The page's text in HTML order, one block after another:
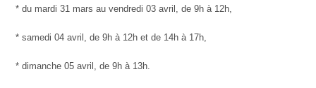
* du mardi 31 mars au vendredi 03 avril, de 9h à 12h,
* samedi 04 avril, de 9h à 12h et de 14h à 17h,
* dimanche 05 avril, de 9h à 13h.